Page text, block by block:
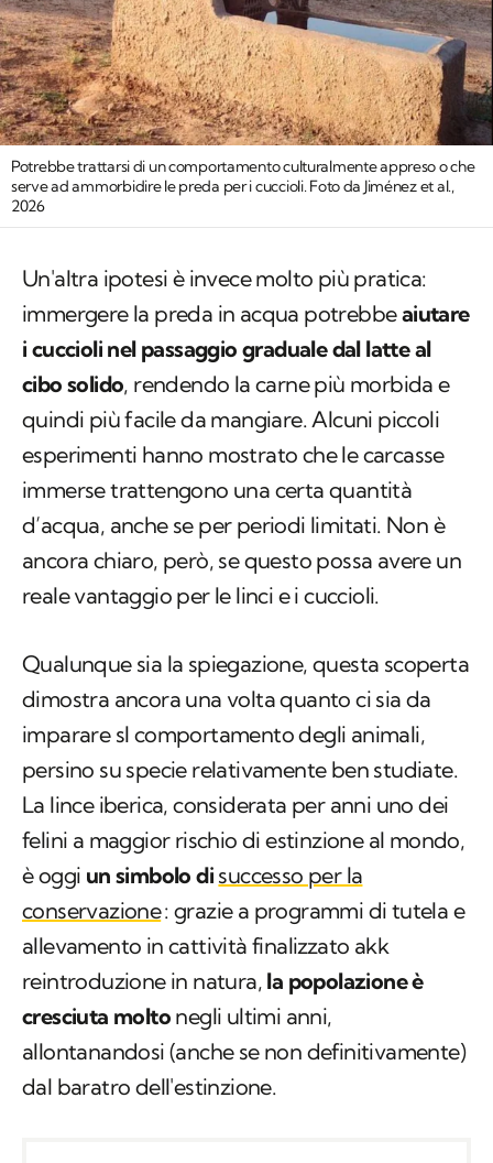
Potrebbe trattarsi di un comportamento culturalmente appreso o che
serve ad ammorbidire le preda per i cuccioli. Foto da Jiménez et al.,
2026
Un'altra ipotesi è invece molto più pratica:
immergere la preda in acqua potrebbeaiutare
i cuccioli nel passaggio graduale dal latte al
cibo solido, rendendo la carne più morbida e
quindi più facile da mangiare. Alcuni piccoli
esperimenti hanno mostrato che le carcasse
immerse trattengono una certa quantità
d’acqua, anche se per periodi limitati. Non è
ancora chiaro, però, se questo possa avere un
reale vantaggio per le linci e i cuccioli.
Qualunque sia la spiegazione, questa scoperta
dimostra ancora una volta quanto ci sia da
imparare sl comportamento degli animali,
persino su specie relativamente ben studiate.
La lince iberica, considerata per anni uno dei
felini a maggior rischio di estinzione al mondo,
è oggi un simbolo di successo per la
conservazione: grazie a programmi di tutela e
allevamento in cattività finalizzato akk
reintroduzione in natura, la popolazione è
cresciuta molto negli ultimi anni,
allontanandosi (anche se non definitivamente)
dal baratro dell'estinzione.